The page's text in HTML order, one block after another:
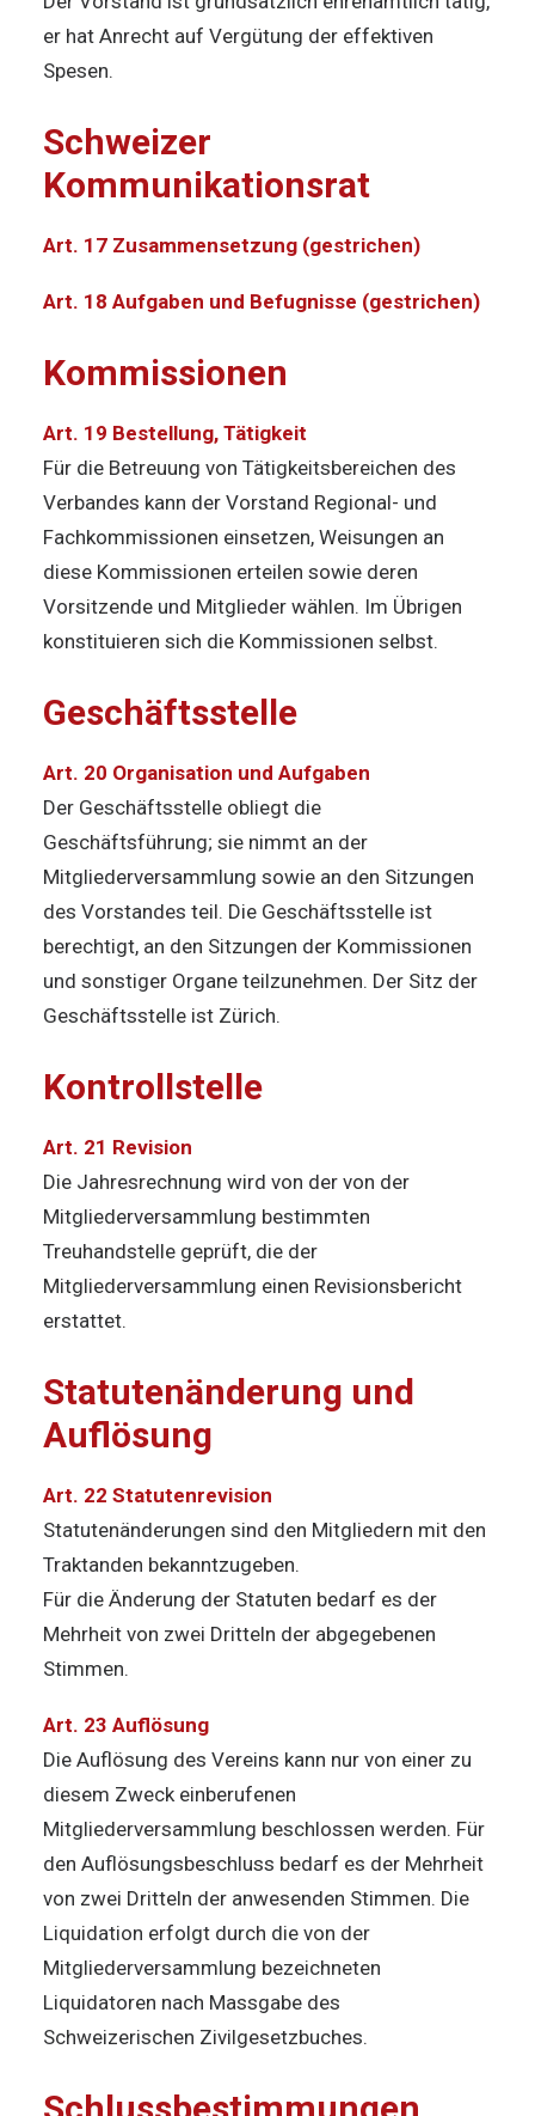
er hat Anrecht auf Vergütung der effektiven
Spesen.
Schweizer
Kommunikationsrat
Art. 17 Zusammensetzung (gestrichen)
Art. 18 Aufgaben und Befugnisse (gestrichen)
Kommissionen
Art. 19 Bestellung, Tätigkeit
Für die Betreuung von Tätigkeitsbereichen des
Verbandes kann der Vorstand Regional- und
Fachkommissionen einsetzen, Weisungen an
diese Kommissionen erteilen sowie deren
Vorsitzende und Mitglieder wählen. Im Übrigen
konstituieren sich die Kommissionen selbst.
Geschäftsstelle
Art. 20 Organisation und Aufgaben
Der Geschäftsstelle obliegt die
Geschäftsführung; sie nimmt an der
Mitgliederversammlung sowie an den Sitzungen
des Vorstandes teil. Die Geschäftsstelle ist
berechtigt, an den Sitzungen der Kommissionen
und sonstiger Organe teilzunehmen. Der Sitz der
Geschäftsstelle ist Zürich.
Kontrollstelle
Art. 21 Revision
Die Jahresrechnung wird von der von der
Mitgliederversammlung bestimmten
Treuhandstelle geprüft, die der
Mitgliederversammlung einen Revisionsbericht
erstattet.
Statutenänderung und
Auflösung
Art. 22 Statutenrevision
Statutenänderungen sind den Mitgliedern mit den
Traktanden bekanntzugeben.
Für die Änderung der Statuten bedarf es der
Mehrheit von zwei Dritteln der abgegebenen
Stimmen.
Art. 23 Auflösung
Die Auflösung des Vereins kann nur von einer zu
diesem Zweck einberufenen
Mitgliederversammlung beschlossen werden. Für
den Auflösungsbeschluss bedarf es der Mehrheit
von zwei Dritteln der anwesenden Stimmen. Die
Liquidation erfolgt durch die von der
Mitgliederversammlung bezeichneten
Liquidatoren nach Massgabe des
Schweizerischen Zivilgesetzbuches.